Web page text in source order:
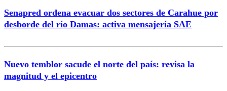
Senapred ordena evacuar dos sectores de Carahue por
desborde del río Damas: activa mensajería SAE
Nuevo temblor sacude el norte del país: revisa la
magnitud y el epicentro